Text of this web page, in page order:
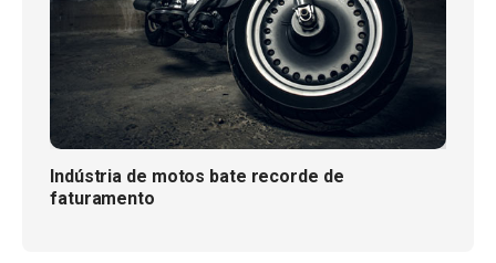
Indústria de motos bate recorde de
faturamento